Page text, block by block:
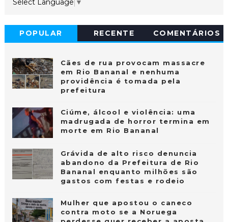
Select Language ▼
POPULAR RECENTE COMENTÁRIOS
Cães de rua provocam massacre
em Rio Bananal e nenhuma
providência é tomada pela
prefeitura
Ciúme, álcool e violência: uma
madrugada de horror termina em
morte em Rio Bananal
Grávida de alto risco denuncia
abandono da Prefeitura de Rio
Bananal enquanto milhões são
gastos com festas e rodeio
Mulher que apostou o caneco
contra moto se a Noruega